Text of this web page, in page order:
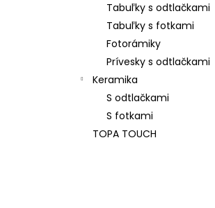
Tabuľky s odtlačkami
Tabuľky s fotkami
Fotorámiky
Prívesky s odtlačkami
Keramika
S odtlačkami
S fotkami
TOPA TOUCH